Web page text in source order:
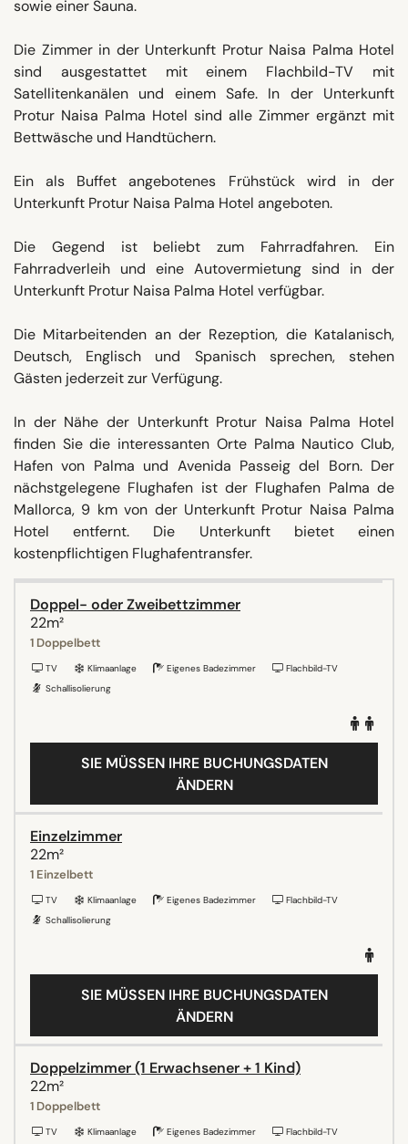
sowie einer Sauna.
Die Zimmer in der Unterkunft Protur Naisa Palma Hotel
sind ausgestattet mit einem Flachbild-TV mit
Satellitenkanälen und einem Safe. In der Unterkunft
Protur Naisa Palma Hotel sind alle Zimmer ergänzt mit
Bettwäsche und Handtüchern.
Ein als Buffet angebotenes Frühstück wird in der
Unterkunft Protur Naisa Palma Hotel angeboten.
Die Gegend ist beliebt zum Fahrradfahren. Ein
Fahrradverleih und eine Autovermietung sind in der
Unterkunft Protur Naisa Palma Hotel verfügbar.
Die Mitarbeitenden an der Rezeption, die Katalanisch,
Deutsch, Englisch und Spanisch sprechen, stehen
Gästen jederzeit zur Verfügung.
In der Nähe der Unterkunft Protur Naisa Palma Hotel
finden Sie die interessanten Orte Palma Nautico Club,
Hafen von Palma und Avenida Passeig del Born. Der
nächstgelegene Flughafen ist der Flughafen Palma de
Mallorca, 9 km von der Unterkunft Protur Naisa Palma
Hotel entfernt. Die Unterkunft bietet einen
kostenpflichtigen Flughafentransfer.
Doppel- oder Zweibettzimmer
22m²
1 Doppelbett
TV Klimaanlage Eigenes Badezimmer
Flachbild-TV
Schallisolierung
SIE MÜSSEN IHRE BUCHUNGSDATEN
ÄNDERN
Einzelzimmer
22m²
1 Einzelbett
TV Klimaanlage Eigenes Badezimmer
Flachbild-TV
Schallisolierung
SIE MÜSSEN IHRE BUCHUNGSDATEN
ÄNDERN
Doppelzimmer (1 Erwachsener + 1 Kind)
22m²
1 Doppelbett
TV Klimaanlage Eigenes Badezimmer
Flachbild-TV